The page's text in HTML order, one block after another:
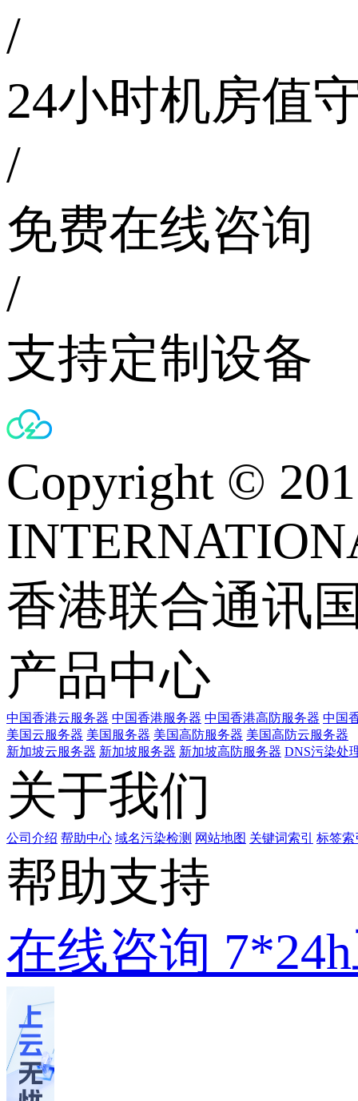
/
24小时机房值
/
免费在线咨询
/
支持定制设备
Copyright ©
香港联合通讯
产品中心
中国香港云服务器 中国香港服务器 中国香港高防服务器 中国
美国云服务器 美国服务器 美国高防服务器 美国高防云服务器
新加坡云服务器 新加坡服务器 新加坡高防服务器 DNS污染处
关于我们
公司介绍 帮助中心 域名污染检测 网站地图 关键词索引 标签索
帮助支持
在线咨询